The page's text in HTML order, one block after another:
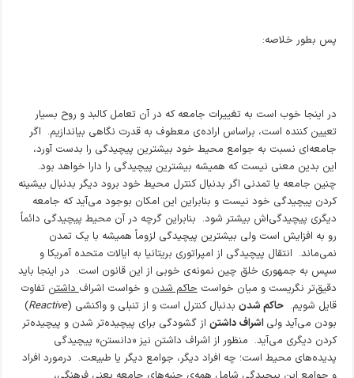
پس بطور خلاصه:
در اینجا خوب است به تغییرات جامعه که در آن تعامل کالبد و روح بسیار
تعیین کننده است، براساس اراده‌ی معطوف به قدرت نگاهی بیاندازیم. اگر
جامعه‌ای نسبت به جوامع محیط خود بیشترین پیچیدگی را بدست آورد،
این بدین معنی نیست که همیشه بیشترین پیچیدگی را دارا خواهد بود.
چنین جامعه یا تمدنی اگر بدنبال کنترل محیط خود برود دیگر بدنبال بیشینه
کردن پیچیدگی خود نیست و بنابراین این امکان بوجود می‌آید که جامعه
دیگری پیچیدگی‌اش بیشتر شود. بنابراین گرچه در آن محیط پیچیدگی دائماً
رو به افزایش است ولی بیشترین پیچیدگی لزوماً همیشه با یک تمدن
نمی‌ماند. انتقال پیچیدگی از امپراتوری بریتانیا به ایالات متحده آمریکا و
سپس به جمهوری خلق چین نمونه‌ی خوبی از این قانون است. در اینجا باید
دقیق‌تر نگریست و میان خواستحاکم شدن و خواست اشرافداشتن تفاوت
قایل شویم.حاکم شدن بدنبال کنترل است و از تنبلی و واکنشی (Reactive
)
بودن می‌آید ولی اشراف داشتن از گشودگی برای پیچیده‌تر شدن و پیچیده‌تر
کردن دیگری می‌آید. منظور از اشراف داشتن نیز «دانستن» پیچیدگی
پدیده‌های محیط است؛ چه افراد دیگر، جوامع دیگر یا طبیعت. درمورد افراد